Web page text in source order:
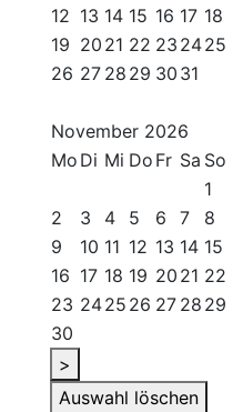
12 13 14 15 16 17 18
19 20 21 22 23 2425
26 27 28 29 30 31
November 2026
Mo Di Mi Do Fr Sa So
1
2
3 4 5 6 7
8
9
10 11 12 13 14 15
16 17 18 19 20 21 22
23 2425 26 27 28 29
30
>
Auswahl löschen